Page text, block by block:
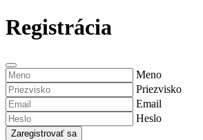
Registrácia
Meno
Priezvisko
Email
Heslo
Zaregistrovať sa